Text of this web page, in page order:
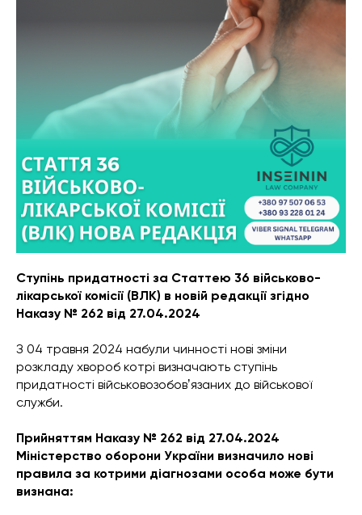
Ступінь придатності за Статтею 36 військово-
лікарської комісії (ВЛК) в новій редакції згідно
Наказу № 262 від 27.04.2024
З 04 травня 2024 набули чинності нові зміни
розкладу хвороб котрі визначають ступінь
придатності військовозобовʼязаних до військової
служби.
Прийняттям Наказу № 262 від 27.04.2024
Міністерство оборони України визначило нові
правила за котрими діагнозами особа може бути
визнана: